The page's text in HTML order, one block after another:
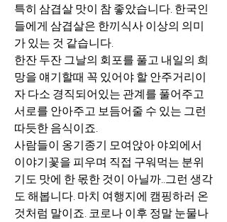
특히 삼겹살 맛이 참 좋았습니다. 한국인
들에게 삼겹살은 한끼식사 이상의 의미
가 있는 것 같습니다.
한잔 두잔 그날의 회포를 풀고 내일의 희
망을 얘기할때 꼭 있어야 할 안주거리이
자 다소 경직되어있는 관계를 풀어주고
서로를 안아주고 보듬어줄 수 있는 그런
따듯한 음식이죠.
사람들이 옹기종기 모여앉아 야외에서
이야기꽃을 피우며 직접 구워먹는 분위
기도 맛에 한 몫한 것이 아닐까..그런 생각
도 해봅니다. 마치 여행지에 캠핑하러 온
것처럼 말이죠. 코로나 이후 정말 눈물나